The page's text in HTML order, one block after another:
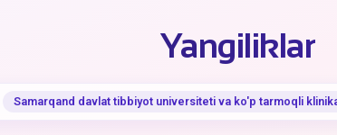
Yangiliklar
Samarqand davlat tibbiyot universiteti va ko'p tarmoqli